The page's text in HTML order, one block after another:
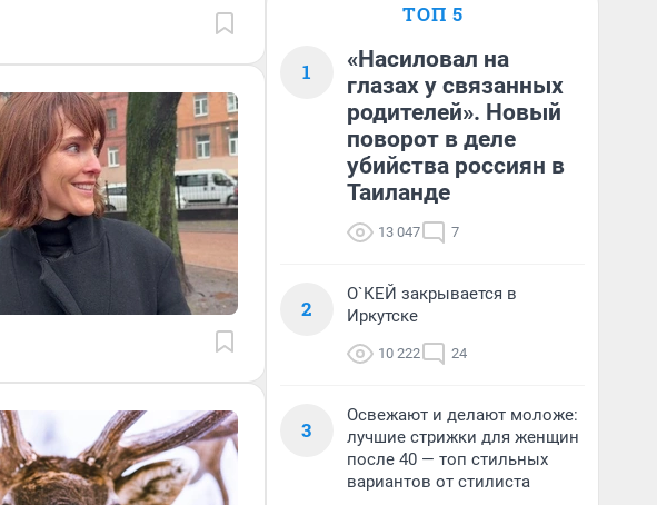
ТОП 5
1
«Насиловал на
глазах у связанных
родителей». Новый
поворот в деле
убийства россиян в
Таиланде
13 047 7
2
О`КЕЙ закрывается в
Иркутске
10 222 24
3
Освежают и делают моложе:
лучшие стрижки для женщин
после 40 — топ стильных
вариантов от стилиста